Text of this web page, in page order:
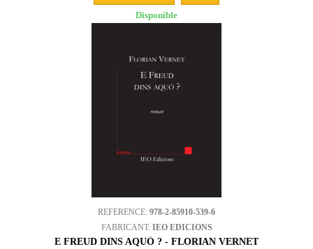
Disponible
REFERENCE: 978-2-85910-539-6
FABRICANT: IEO EDICIONS
E FREUD DINS AQUÒ ? - FLORIAN VERNET